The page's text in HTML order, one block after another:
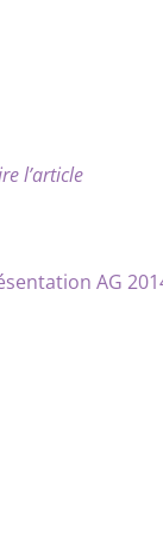
l’article
AG